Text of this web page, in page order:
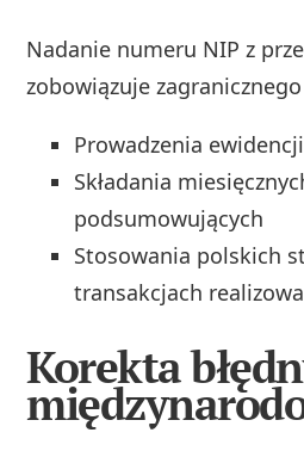
Nadanie numeru NIP z
zobowiązuje
Prowadzenia ewidencji
Składania
podsumowujących
Stosowania polskich
transakcjach
Korekta